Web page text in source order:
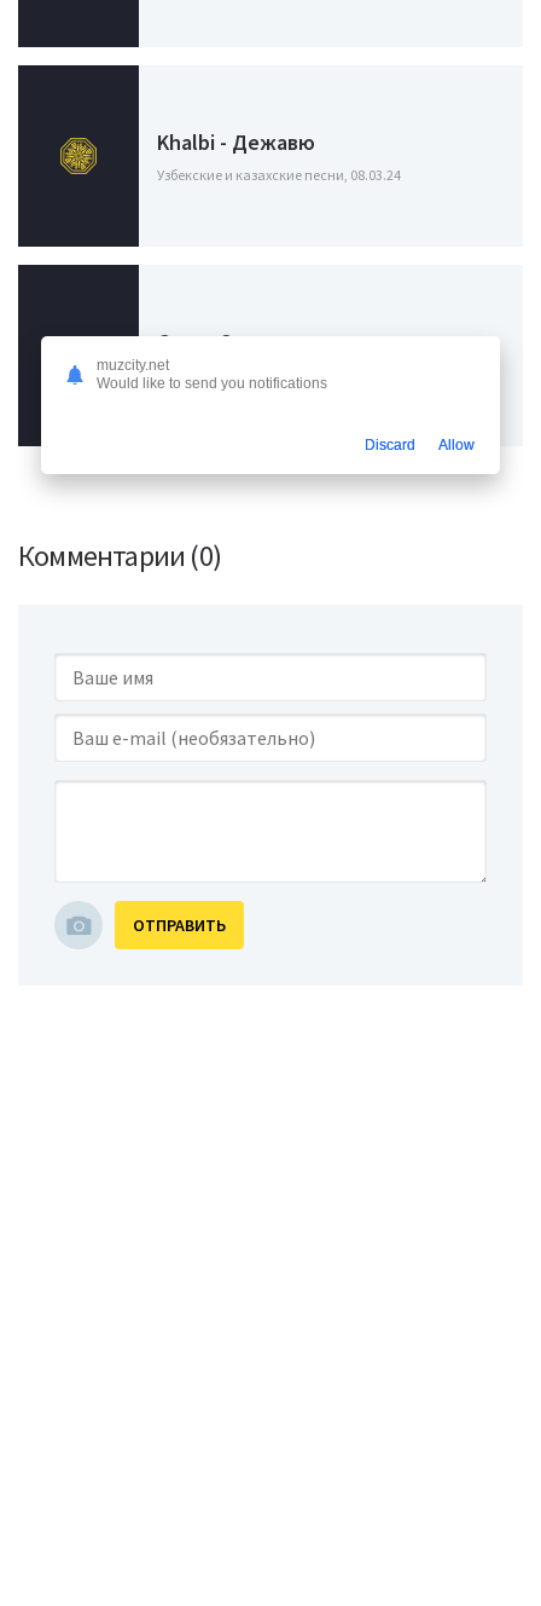
Khalbi - Дежавю
Узбекские и казахские песни, 08.03.24
Goro - Сердце в огне
Узбекские и казахские песни, 20.01.24
Комментарии (0)
ОТПРАВИТЬ
muzcity.net
Would like to send you notifications
Discard Allow